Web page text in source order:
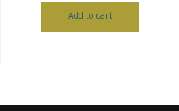
Add to cart